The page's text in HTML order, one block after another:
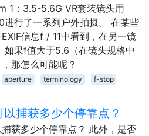
1：3.5-5.6G VR套装镜头用
行了一系列户外拍摄。 在某些
信息f / 11中看到，在另一镜
果f值大于5.6（在镜头规格中
那怎么可能呢？
aperture terminology f-stop
捕获多少个停靠点？
获多少个停靠点？ 此外，是否